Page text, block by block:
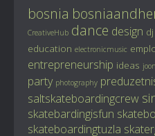
bosnia
CreativeHub dance design dj
education electronicmusic
entrepreneurship ideas
party photography
saltskateboardingcrew
skatebardingisfun
skateboardingtuzla